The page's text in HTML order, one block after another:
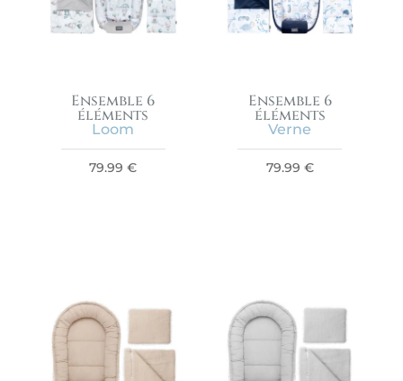
Ensemble 6
éléments
Loom
79.99€
Ensemble 6
éléments
Verne
79.99 €